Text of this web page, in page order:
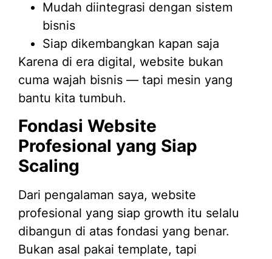
Mudah diintegrasi dengan sistem
bisnis
Siap dikembangkan kapan saja
Karena di era digital, website bukan
cuma wajah bisnis — tapi mesin yang
bantu kita tumbuh.
Fondasi Website
Profesional yang Siap
Scaling
Dari pengalaman saya, website
profesional yang siap growth itu selalu
dibangun di atas fondasi yang benar.
Bukan asal pakai template, tapi